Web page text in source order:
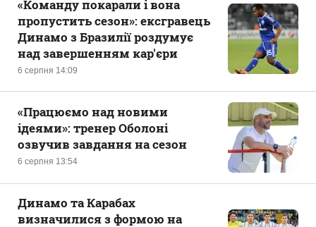
6 серпня 14:09
«Команду покарали і вона
пропустить сезон»: ексгравець
Динамо з Бразилії роздумує
над завершенням кар'єри
6 серпня 13:54
«Працюємо над новими
ідеями»: тренер Оболоні
озвучив завдання на сезон
Динамо та Карабах
визначилися з формою на